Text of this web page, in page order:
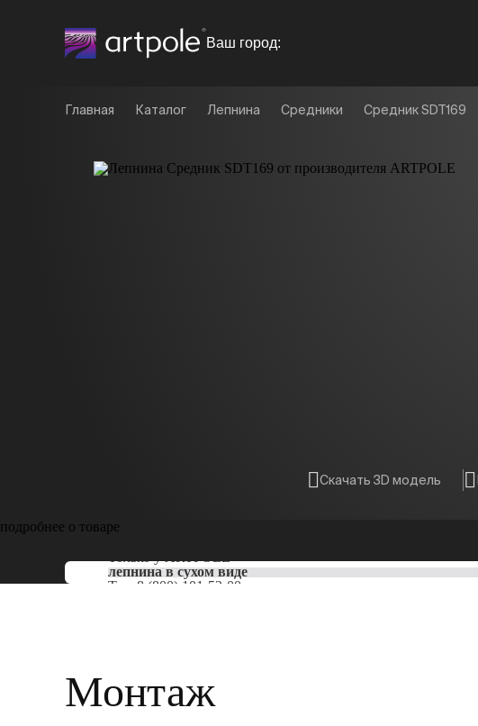
Ваш город:
Главная Каталог Лепнина Средники Средник SDT169
Скачать 3D модель
подробнее о товаре
Только уARTPOLE
лепнина в сухом виде
Тел: 8 (800) 101-53-00
Монтаж